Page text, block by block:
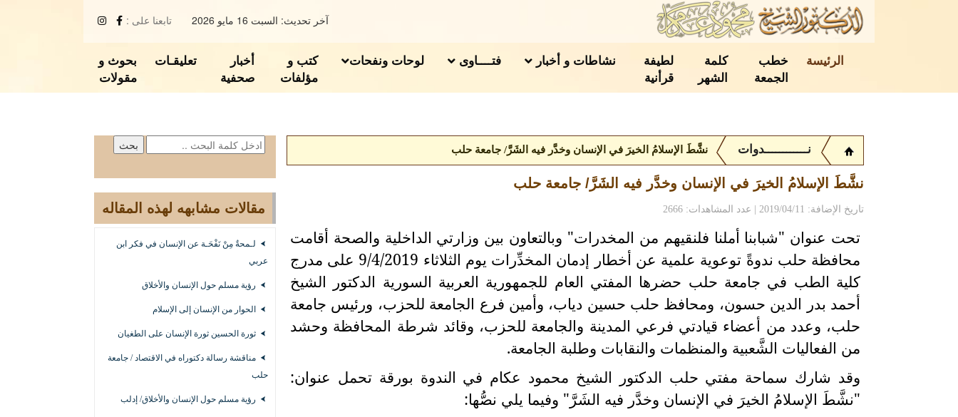
آخر تحديث: السبت 16 مايو 2026 تابعنا على :
الرئيسة
خطب
الجمعة
كلمة
الشهر
لطيفة
قرأنية
نشاطات و أخبار فتــــاوى لوحات ونفحات
كتب و
مؤلفات
أخبار
صحفية
تعليقـات
بحوث و
مقولات
نــــــــــــدوات نشَّطَ الإسلامُ الخيرَ في الإنسان وخدَّر فيه الشَرَّ/ جامعة حلب
نشَّطَ الإسلامُ الخيرَ في الإنسان وخدَّر فيه الشَرَّ/ جامعة حلب
تاريخ الإضافة: 2019/04/11 | عدد المشاهدات: 2666
تحت عنوان "شبابنا أملنا فلنقيهم من المخدرات" وبالتعاون بين وزارتي الداخلية والصحة أقامت
محافظة حلب ندوةً توعوية علمية عن أخطار إدمان المخدِّرات يوم الثلاثاء 9/4/2019 على مدرج
كلية الطب في جامعة حلب حضرها المفتي العام للجمهورية العربية السورية الدكتور الشيخ
أحمد بدر الدين حسون، ومحافظ حلب حسين دياب، وأمين فرع الجامعة للحزب، ورئيس جامعة
حلب، وعدد من أعضاء قيادتي فرعي المدينة والجامعة للحزب، وقائد شرطة المحافظة وحشد
من الفعاليات الشَّعبية والمنظمات والنقابات وطلبة الجامعة.
وقد شارك سماحة مفتي حلب الدكتور الشيخ محمود عكام في الندوة بورقة تحمل عنوان:
"نشَّطَ الإسلامُ الخيرَ في الإنسان وخدَّر فيه الشَرَّ" وفيما يلي نصُّها:
مقالات مشابهه لهذه المقاله
لـمحةٌ مِنْ نَفْحَـة عن الإنسان في فكر ابن
عربي
رؤية مسلم حول الإنسان والأخلاق
الحوار من الإنسان إلى الإسلام
ثورة الحسين ثورة الإنسان على الطغيان
مناقشة رسالة دكتوراه في الاقتصاد / جامعة
حلب
رؤية مسلم حول الإنسان والأخلاق/ إدلب